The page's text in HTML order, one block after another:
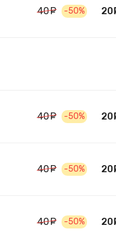
40 руб.
-50% 20
40 руб.
-50% 20
40 руб.
-50% 20
40 руб.
-50% 20